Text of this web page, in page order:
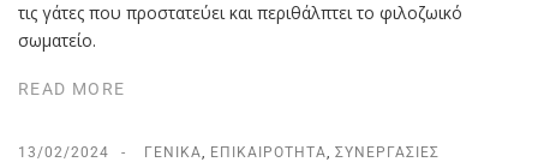
τις γάτες που προστατεύει και περιθάλπτει το φιλοζωικό
σωματείο.
READ MORE
13/02/2024 ΓΕΝΙΚΆ, ΕΠΙΚΑΙΡΌΤΗΤΑ, ΣΥΝΕΡΓΑΣΊΕΣ